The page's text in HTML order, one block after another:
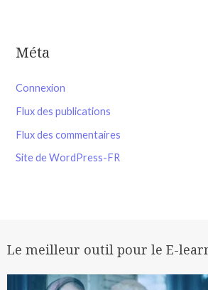
Méta
Connexion
Flux des publications
Flux des commentaires
Site de WordPress-FR
Le meilleur outil pour le E-